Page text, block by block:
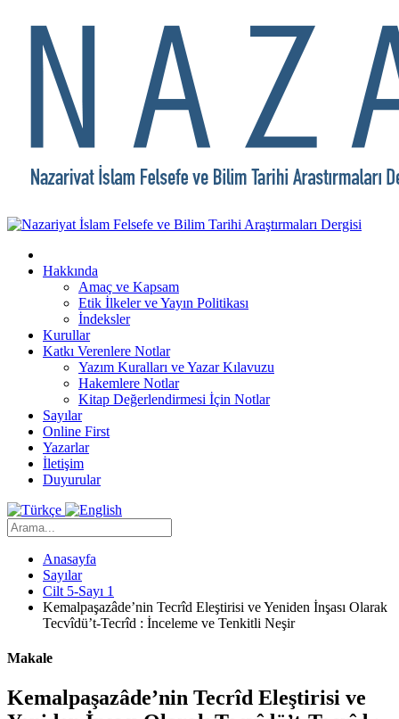
Hakkında
Amaç ve Kapsam
Etik İlkeler ve Yayın Politikası
İndeksler
Kurullar
Katkı Verenlere Notlar
Yazım Kuralları ve Yazar Kılavuzu
Hakemlere Notlar
Kitap Değerlendirmesi İçin Notlar
Sayılar
Online First
Yazarlar
İletişim
Duyurular
Anasayfa
Sayılar
Cilt 5-Sayı 1
Kemalpaşazâde’nin Tecrîd Eleştirisi ve Yeniden İnşası Olarak
Tecvîdü’t-Tecrîd : İnceleme ve Tenkitli Neşir
Makale
Kemalpaşazâde’nin Tecrîd Eleştirisi ve